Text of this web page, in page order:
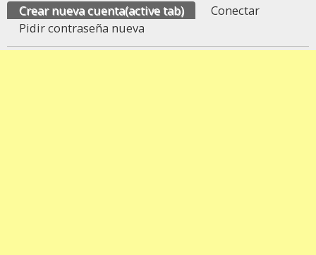
Crear nueva cuenta(active tab)
Conectar
Pidir contraseña nueva